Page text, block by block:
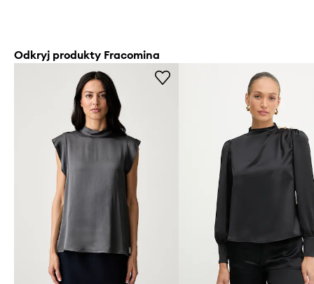
Odkryj produkty Fracomina